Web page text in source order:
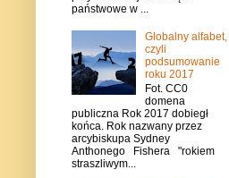
państwowe w ...
Globalny alfabet,
czyli
podsumowanie
roku 2017
Fot. CC0
domena
publiczna Rok 2017 dobiegł
końca. Rok nazwany przez
arcybiskupa Sydney
Anthonego Fishera "rokiem
straszliwym...